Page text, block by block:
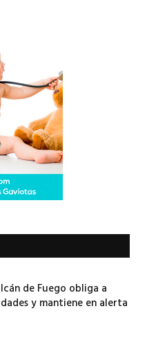
de Fuego obliga a
y mantiene en alerta